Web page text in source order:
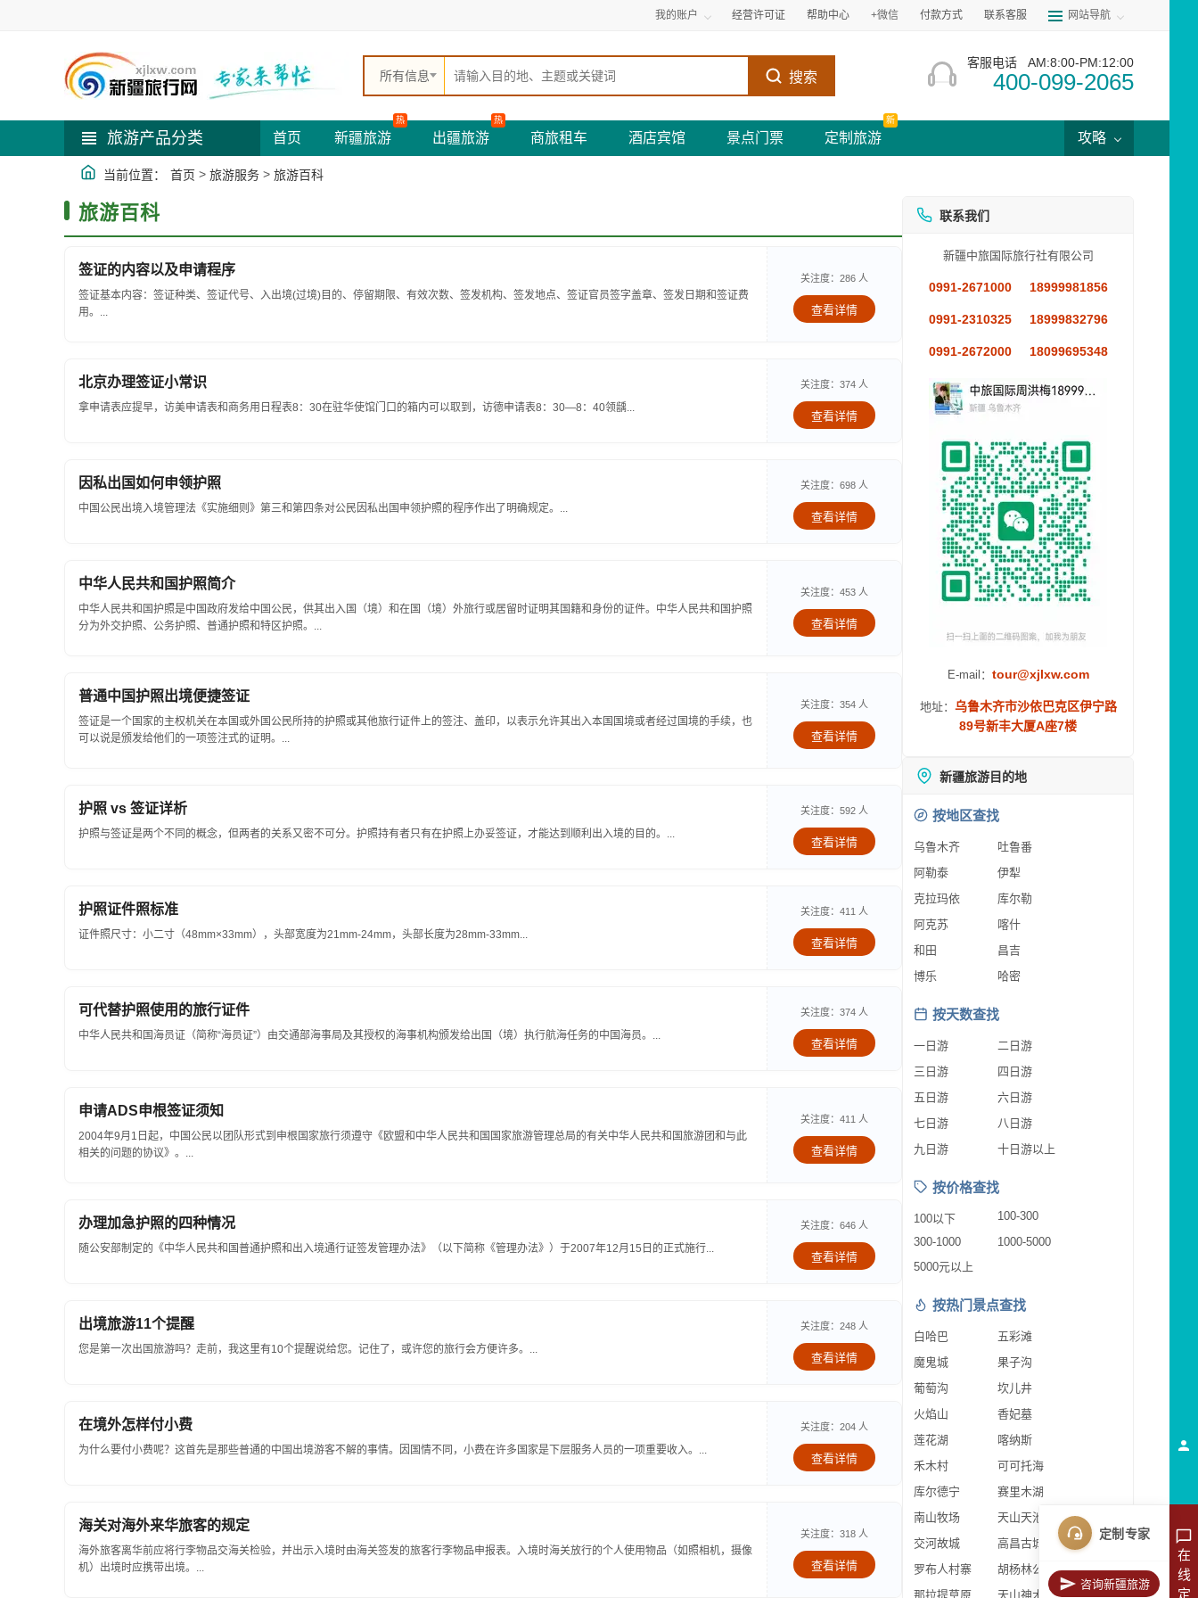
我的账户 经营许可证 帮助中心 +微信 付款方式 联系客服 网站导航
所有信息 搜索
客服电话 AM:8:00-PM:12:00
400-099-2065
旅游产品分类 首页 新疆旅游
热
出疆旅游
热
商旅租车 酒店宾馆 景点门票 定制旅游
新
攻略
当前位置： 首页 > 旅游服务 > 旅游百科
旅游百科
签证的内容以及申请程序
签证基本内容：签证种类、签证代号、入出境(过境)目的、停留期限、有效次数、签发机构、签发地点、签证官员签字盖章、签发日期和签证费
用。...
关注度：286 人
查看详情
北京办理签证小常识
拿申请表应提早，访美申请表和商务用日程表8：30在驻华使馆门口的箱内可以取到，访德申请表8：30—8：40领龋...
关注度：374 人
查看详情
因私出国如何申领护照
中国公民出境入境管理法《实施细则》第三和第四条对公民因私出国申领护照的程序作出了明确规定。...
关注度：698 人
查看详情
中华人民共和国护照简介
中华人民共和国护照是中国政府发给中国公民，供其出入国（境）和在国（境）外旅行或居留时证明其国籍和身份的证件。中华人民共和国护照
分为外交护照、公务护照、普通护照和特区护照。...
关注度：453 人
查看详情
普通中国护照出境便捷签证
签证是一个国家的主权机关在本国或外国公民所持的护照或其他旅行证件上的签注、盖印，以表示允许其出入本国国境或者经过国境的手续，也
可以说是颁发给他们的一项签注式的证明。...
关注度：354 人
查看详情
护照 vs 签证详析
护照与签证是两个不同的概念，但两者的关系又密不可分。护照持有者只有在护照上办妥签证，才能达到顺利出入境的目的。...
关注度：592 人
查看详情
护照证件照标准
证件照尺寸：小二寸（48mm×33mm），头部宽度为21mm-24mm，头部长度为28mm-33mm...
关注度：411 人
查看详情
可代替护照使用的旅行证件
中华人民共和国海员证（简称“海员证”）由交通部海事局及其授权的海事机构颁发给出国（境）执行航海任务的中国海员。...
关注度：374 人
查看详情
申请ADS申根签证须知
2004年9月1日起，中国公民以团队形式到申根国家旅行须遵守《欧盟和中华人民共和国国家旅游管理总局的有关中华人民共和国旅游团和与此
相关的问题的协议》。...
关注度：411 人
查看详情
办理加急护照的四种情况
随公安部制定的《中华人民共和国普通护照和出入境通行证签发管理办法》（以下简称《管理办法》）于2007年12月15日的正式施行...
关注度：646 人
查看详情
出境旅游11个提醒
您是第一次出国旅游吗？走前，我这里有10个提醒说给您。记住了，或许您的旅行会方便许多。...
关注度：248 人
查看详情
在境外怎样付小费
为什么要付小费呢？这首先是那些普通的中国出境游客不解的事情。因国情不同，小费在许多国家是下层服务人员的一项重要收入。...
关注度：204 人
查看详情
海关对海外来华旅客的规定
海外旅客离华前应将行李物品交海关检验，并出示入境时由海关签发的旅客行李物品申报表。入境时海关放行的个人使用物品（如照相机，摄像
机）出境时应携带出境。...
关注度：318 人
查看详情
联系我们
新疆中旅国际旅行社有限公司
0991-2671000 18999981856
0991-2310325 18999832796
0991-2672000 18099695348
E-mail： tour@xjlxw.com
地址： 乌鲁木齐市沙依巴克区伊宁路
89号新丰大厦A座7楼
新疆旅游目的地
按地区查找
乌鲁木齐
吐鲁番
阿勒泰
伊犁
克拉玛依
库尔勒
阿克苏
喀什
和田
昌吉
博乐
哈密
按天数查找
一日游
二日游
三日游
四日游
五日游
六日游
七日游
八日游
九日游
十日游以上
按价格查找
100以下
100-300
300-1000
1000-5000
5000元以上
按热门景点查找
白哈巴
五彩滩
魔鬼城
果子沟
葡萄沟
坎儿井
火焰山
香妃墓
莲花湖
喀纳斯
禾木村
可可托海
库尔德宁
赛里木湖
南山牧场
天山天池
交河故城
高昌古城
罗布人村寨
胡杨林公园
那拉提草原
天山神木园
在
线
定
定制专家
咨询新疆旅游